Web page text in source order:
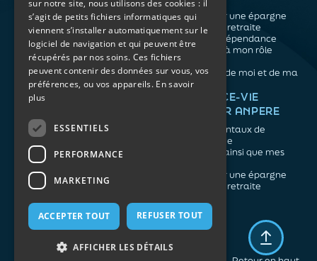
Mentions légales
Politique de confidentialité
Notre organisation
L’équipe
Les atouts du contrat
associatif
proches
Me constituer une épargne
Préparer ma retraite
Anticiper la dépendance
Me préparer à mon rôle
d'aidant
Prendre soin de moi et de ma
santé
NOS ARTICLES
Retraite
Prévoyance
Dépendance
Aidants
ASSURANCE-VIE
FACILE PAR ANPERE
Les fondamentaux de
l'assurance vie
Me protéger ainsi que mes
Me constituer une épargne
Préparer ma retraite
sur notre site, nous utilisons des cookies : il
s’agit de petits fichiers informatiques qui
viennent s’installer automatiquement sur le
logiciel de navigation et qui peuvent être
récupérés par nos soins. Ces fichiers
peuvent contenir des données sur vous, vos
préférences, ou vos appareils. En savoir
plus
ESSENTIELS
PERFORMANCE
MARKETING
ACCEPTER TOUT REFUSER TOUT
AFFICHER LES DÉTAILS